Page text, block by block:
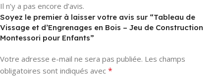
Il n’y a pas encore d’avis.
Soyez le premier à laisser votre avis sur “Tableau de
Vissage et d’Engrenages en Bois – Jeu de Construction
Montessori pour Enfants”
Votre adresse e-mail ne sera pas publiée. Les champs
obligatoires sont indiqués avec *